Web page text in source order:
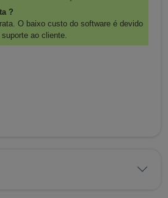
?
O baixo custo do software é devido
ao cliente.